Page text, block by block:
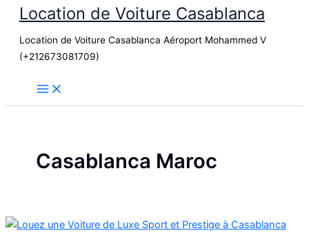
contenu
Location de Voiture Casablanca
Location de Voiture Casablanca Aéroport Mohammed V
(+212673081709)
Casablanca Maroc